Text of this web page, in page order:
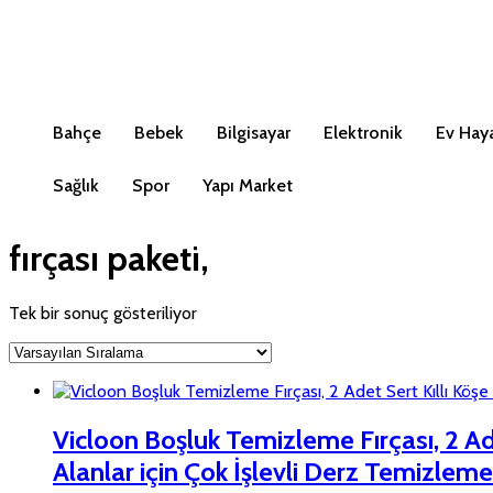
Bahçe Bebek Bilgisayar Elektronik Ev
Sağlık Spor Yapı Market
fırçası paketi,
Tek bir sonuç gösteriliyor
Vicloon Boşluk Temizleme Fırçası, 2
Alanlar için Çok İşlevli Derz Temizleme